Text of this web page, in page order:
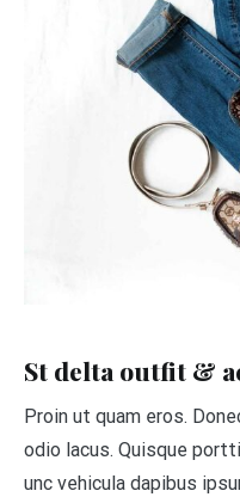
St delta outfit &
Proin ut quam eros.
odio lacus. Quisque
unc vehicula dapibus